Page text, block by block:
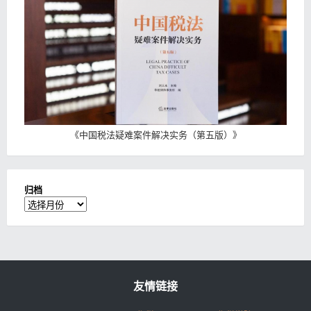
《中国税法疑难案件解决实务（第五版） 》
归档
归
档
友情链接